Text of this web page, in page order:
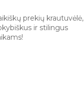
prekių krautuvėlė,
ir stilingus